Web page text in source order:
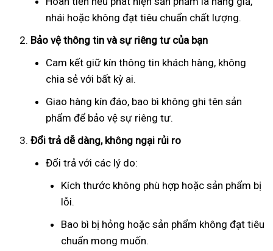
nhái hoặc không đạt tiêu chuẩn chất lượng.
Bảo vệ thông tin và sự riêng tư của bạn
Cam kết giữ kín thông tin khách hàng, không
chia sẻ với bất kỳ ai.
Giao hàng kín đáo, bao bì không ghi tên sản
phẩm để bảo vệ sự riêng tư.
Đổi trả dễ dàng, không ngại rủi ro
Đổi trả với các lý do:
Kích thước không phù hợp hoặc sản phẩm bị
lỗi.
Bao bì bị hỏng hoặc sản phẩm không đạt tiêu
chuẩn mong muốn.